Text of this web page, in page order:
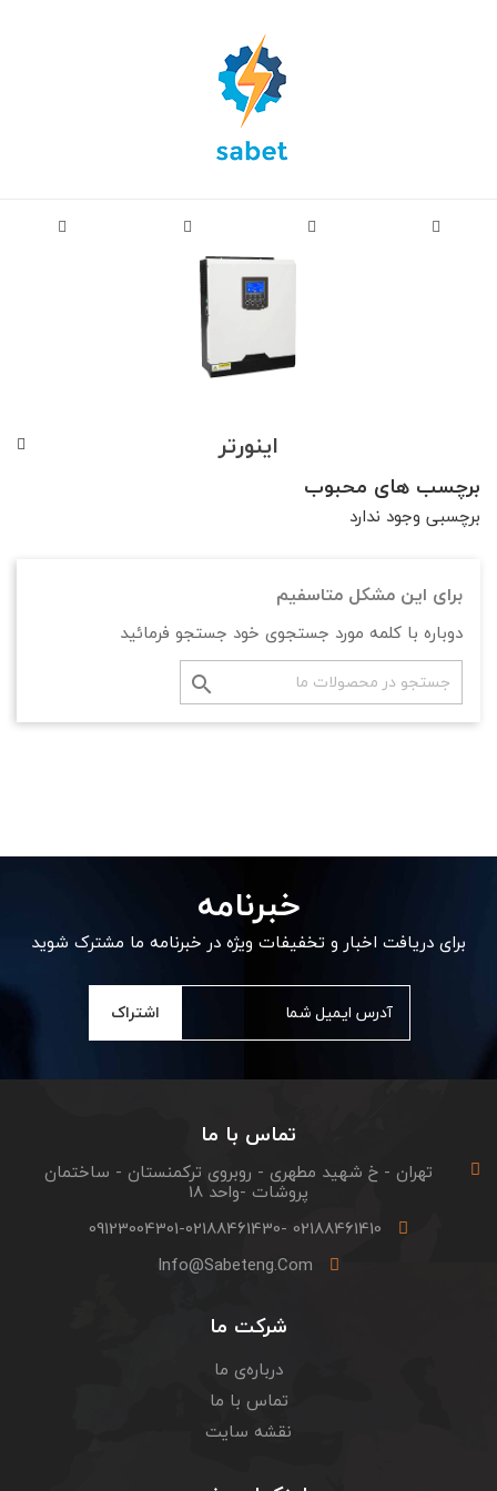
اینورتر
برچسب های محبوب
برچسبی وجود ندارد
برای این مشکل متاسفیم
دوباره با کلمه مورد جستجوی خود جستجو فرمائید

خبرنامه
برای دریافت اخبار و تخفیفات ویژه در خبرنامه ما مشترک شوید
اشتراک
تماس با ما
تهران - خ شهید مطهری - روبروی ترکمنستان - ساختمان
پروشات -واحد 18
02188461410 -09123004301-02188461430
Info@sabeteng.com
شرکت ما
درباره‌ی ما
تماس با ما
نقشه سایت